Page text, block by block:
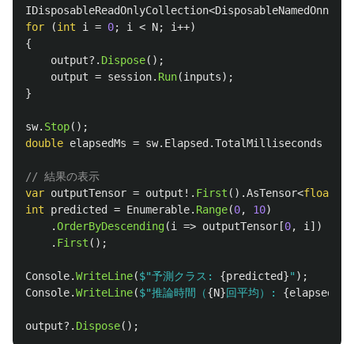
IDisposableReadOnlyCollection<
for
(int i = 0; i < N; i++)
{
output?. Dispose();
output = session. Run(inputs);
}
sw. Stop();
double elapsedMs = sw. Elapsed .TotalMilliseconds
// 結果の表示
var outputTensor = output !. First ().AsTensor<float
int
predicted = Enumerable. Range(0, 10)
.OrderByDescending(i => outputTensor [0, i ])
. First ();
Console.WriteLine($"予測クラス: {predicted}" );
Console.WriteLine($"推論時間（{N}回平均）: {elapsedMs
output?. Dispose();